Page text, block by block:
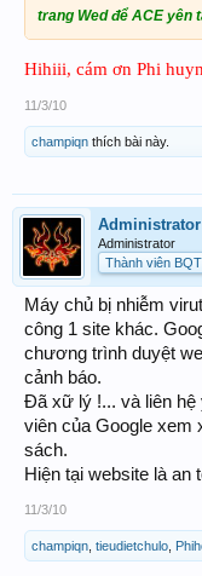
trang Wed để ACE yên
Hihiii, cám ơn Phi
11/3/10
champiqn thích bài này.
Administrator
Administrator
Thành viên BQT
Máy chủ bị nhiễm
công 1 site khác.
chương trình duyệt
cảnh báo.
Đã xữ lý !... và liên hệ
viên của Google xem
sách.
Hiện tại website là an
11/3/10
champiqn, tieudietchulo,